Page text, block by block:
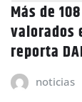
Más de
valorados
reporta
noticias